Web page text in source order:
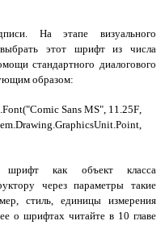
На этапе визуального
этот шрифт из числа
стандартного диалогового
образом:
.Font("Comic Sans MS", 11.25F,
.Drawing.GraphicsUnit.Point,
как объект класса
через параметры такие
стиль, единицы измерения
о шрифтах читайте в 10 главе